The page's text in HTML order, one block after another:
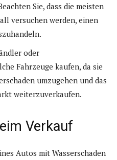
Sie, dass die meisten
versuchen werden, einen
oder
Fahrzeuge kaufen, da sie
umzugehen und das
weiterzuverkaufen.
Verkauf
Autos mit Wasserschaden